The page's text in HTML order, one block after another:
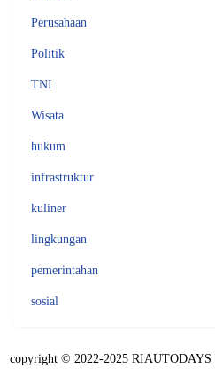
Perusahaan
Politik
TNI
Wisata
hukum
infrastruktur
kuliner
lingkungan
pemerintahan
sosial
copyright © 2022-2025 RIAUTODAYS |